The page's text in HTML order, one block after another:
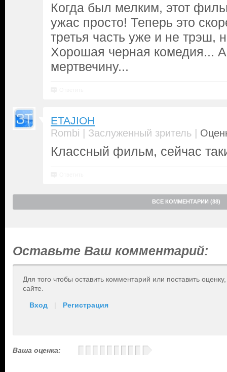
Когда был мелким, этот
ужас просто! Теперь это
третья часть уже и не трэш,
Хорошая черная комедия...
мертвечину...
ETAJIOH
Rombi | Заслуженный зритель |
Классный фильм, сейчас
ВСЕ КОММЕНТАРИИ (88)
Оставьте Ваш комментарий:
Для того чтобы оставить комментарий или поставить
сайте.
Вход | Регистрация
Ваша оценка: